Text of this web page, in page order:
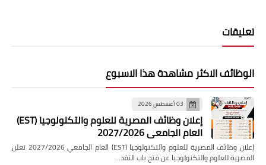
تعليقات
الوظائف الاكثر مشاهدة هذا الاسبوع
03 أغسطس 2026
إعلان وظائف المصرية للعلوم والتكنولوجيا (EST)
العام الجامعي 2027/2026
إعلان وظائف المصرية للعلوم والتكنولوجيا (EST) العام الجامعي 2027/2026 تعلن
المصرية للعلوم والتكنولوجيا عن فتح باب التقد…